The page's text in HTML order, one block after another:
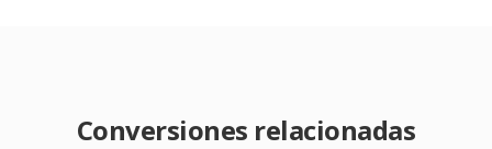
Conversiones relacionadas